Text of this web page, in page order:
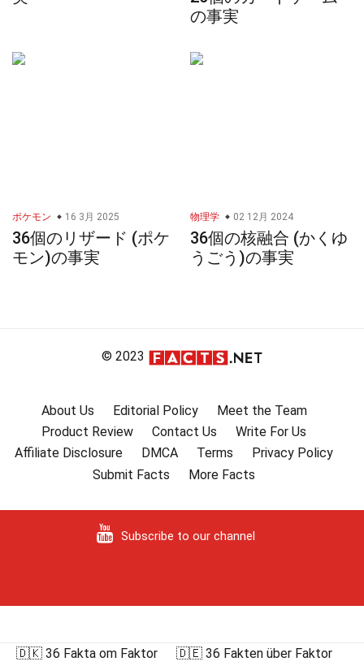
の事実
ポケモン 16 3月 2025
36個のリザード (ポケ
モン)の事実
物理学 02 12月 2024
36個の核融合 (かくゆ
うごう)の事実
© 2023
About Us Editorial Policy
Meet the Team
Product Review
Contact Us
Write For Us
Affiliate Disclosure
DMCA Terms
Privacy Policy
Submit Facts
More Facts
Subscribe to our channel
🇩🇰 36 Fakta om Faktor
🇩🇪 36 Fakten über Faktor